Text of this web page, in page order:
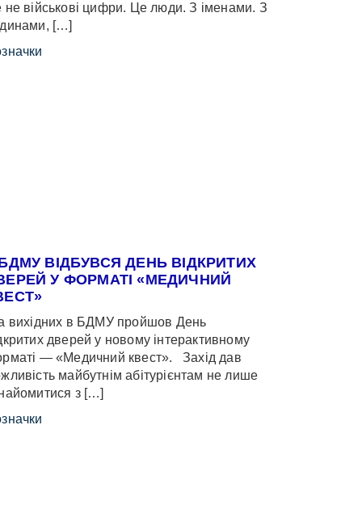
не військові цифри. Це люди. З іменами. З
[…]
ВІДБУВСЯ ДЕНЬ ВІДКРИТИХ
У ФОРМАТІ «МЕДИЧНИЙ
вихідних в БДМУ пройшов День
дверей у новому інтерактивному
— «Медичний квест». Захід дав
майбутнім абітурієнтам не лише
з […]